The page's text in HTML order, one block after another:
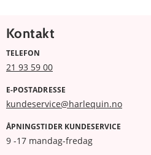
Kontakt
TELEFON
21 93 59 00
E-POSTADRESSE
kundeservice@harlequin.no
ÅPNINGSTIDER KUNDESERVICE
9 -17 mandag-fredag